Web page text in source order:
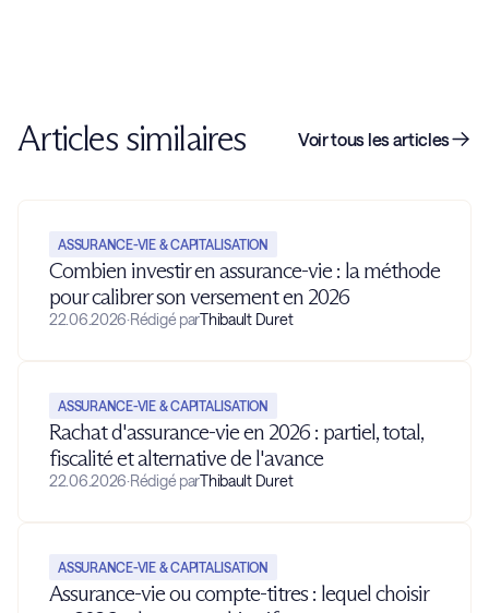
Articles similaires Voir tous les articles
ASSURANCE-VIE & CAPITALISATION
Combien investir en assurance-vie : la méthode
pour calibrer son versement en 2026
22.06.2026·Rédigé parThibault Duret
ASSURANCE-VIE & CAPITALISATION
Rachat d'assurance-vie en 2026 : partiel, total,
fiscalité et alternative de l'avance
22.06.2026·Rédigé parThibault Duret
ASSURANCE-VIE & CAPITALISATION
Assurance-vie ou compte-titres : lequel choisir